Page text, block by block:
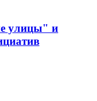
улицы" и